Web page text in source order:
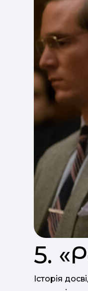
5.
Історія